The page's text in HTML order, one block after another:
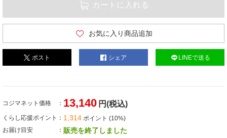
カートに入れる
お気に入り商品追加
ポスト シェア LINEで送る
コジマネット価格 13,140 円(税込)
くらし応援ポイント 1,314 ポイント (10%)
お届け目安
販売を終了しました